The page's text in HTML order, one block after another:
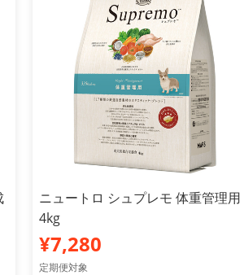
ニュートロ シュプレモ 体重管理用
4kg
¥7,280
定期便対象